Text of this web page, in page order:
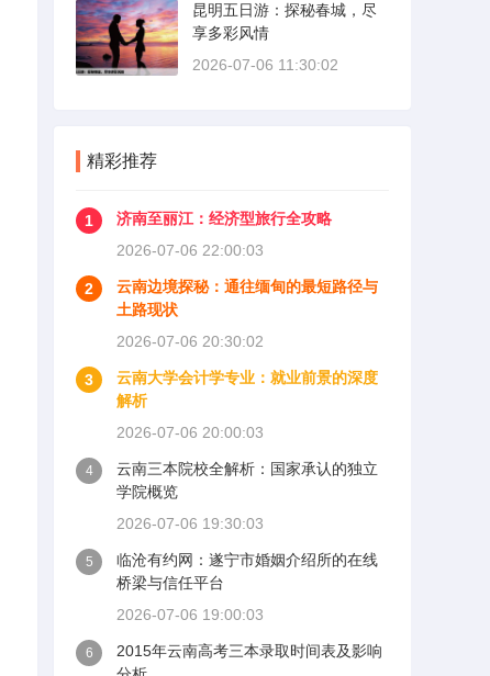
昆明五日游：探秘春城，尽
享多彩风情
2026-07-06 11:30:02
精彩推荐
1
济南至丽江：经济型旅行全攻略
2026-07-06 22:00:03
2
云南边境探秘：通往缅甸的最短路径与
土路现状
2026-07-06 20:30:02
3
云南大学会计学专业：就业前景的深度
解析
2026-07-06 20:00:03
4
云南三本院校全解析：国家承认的独立
学院概览
2026-07-06 19:30:03
5
临沧有约网：遂宁市婚姻介绍所的在线
桥梁与信任平台
2026-07-06 19:00:03
6
2015年云南高考三本录取时间表及影响